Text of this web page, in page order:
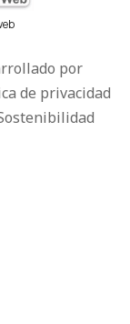
por
de privacidad